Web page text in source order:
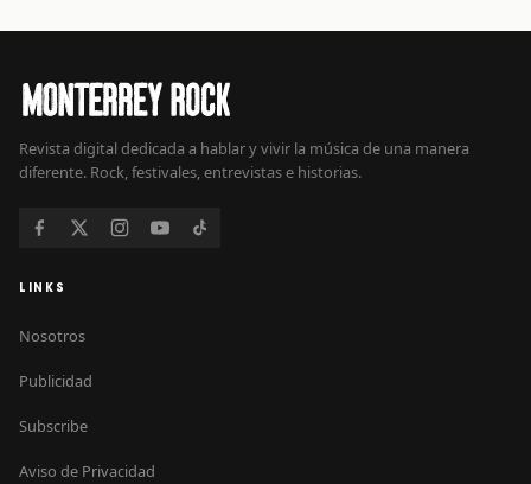
Revista digital dedicada a hablar y vivir la música de una manera
diferente. Rock, festivales, entrevistas e historias.
LINKS
Nosotros
Publicidad
Subscribe
Aviso de Privacidad